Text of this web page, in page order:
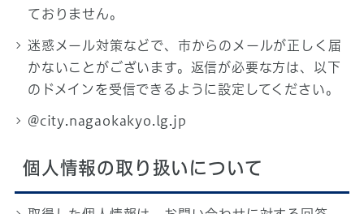
ておりません。
迷惑メール対策などで、市からのメールが正しく届
かないことがございます。返信が必要な方は、以下
のドメインを受信できるように設定してください。
@city.nagaokakyo.lg.jp
個人情報の取り扱いについて